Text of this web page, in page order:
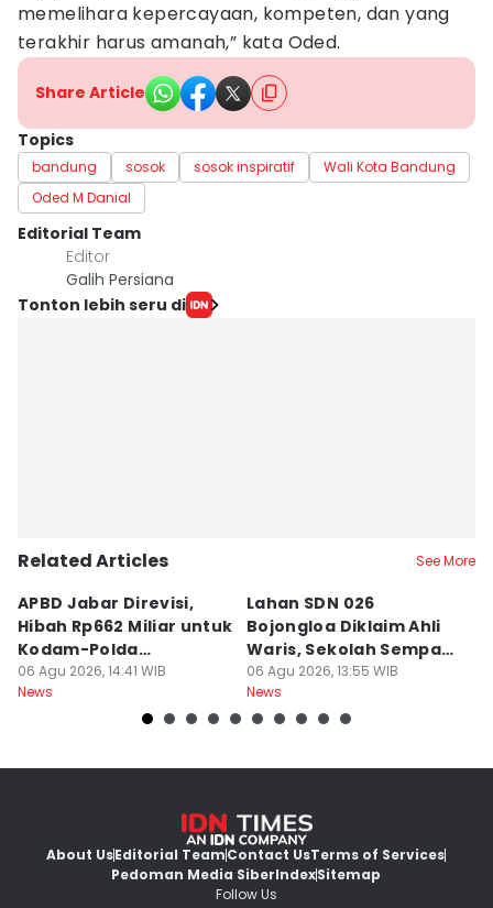
memelihara kepercayaan, kompeten, dan yang
terakhir harus amanah,” kata Oded.
Share Article
Topics
bandung sosok sosok inspiratif
Wali Kota Bandung
Oded M Danial
Editorial Team
Editor
Galih Persiana
Tonton lebih seru di
Related Articles See More
APBD Jabar Direvisi,
Hibah Rp662 Miliar untuk
Kodam-Polda
Dievaluasi
06 Agu 2026, 14:41 WIB
News
Lahan SDN 026
Bojongloa Diklaim Ahli
Waris, Sekolah Sempat
Disegel
06 Agu 2026, 13:55 WIB
News
About UsEditorial TeamContact UsTerms of Services
Pedoman Media SiberIndexSitemap
Follow Us